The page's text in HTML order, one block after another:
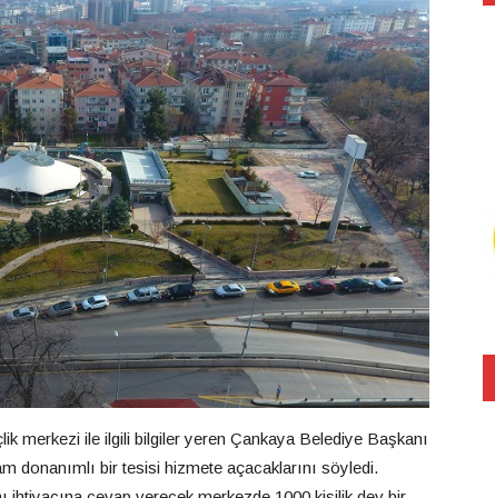
merkezi ile ilgili bilgiler yeren Çankaya Belediye Başkanı
donanımlı bir tesisi hizmete açacaklarını söyledi.